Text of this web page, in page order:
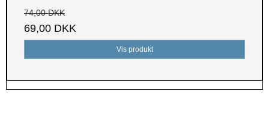
74,00 DKK
69,00 DKK
Vis produkt